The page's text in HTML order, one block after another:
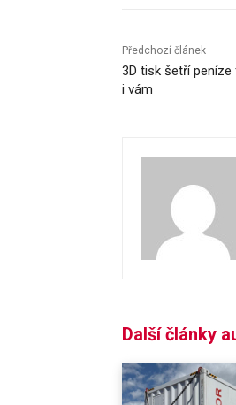
Předchozí článek
3D tisk šetří
i vám
Další články